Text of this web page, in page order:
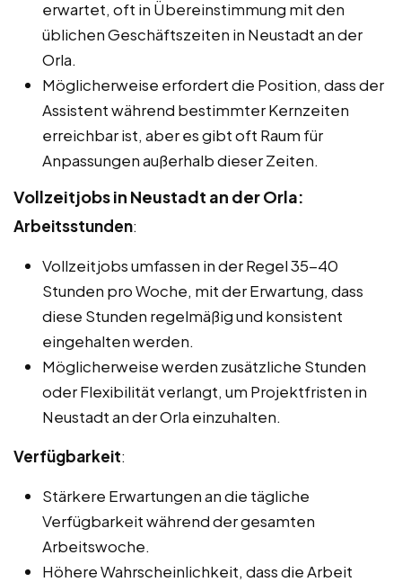
erwartet, oft in Übereinstimmung mit den
üblichen Geschäftszeiten in Neustadt an der
Orla.
Möglicherweise erfordert die Position, dass der
Assistent während bestimmter Kernzeiten
erreichbar ist, aber es gibt oft Raum für
Anpassungen außerhalb dieser Zeiten.
Vollzeitjobs in Neustadt an der Orla:
Arbeitsstunden:
Vollzeitjobs umfassen in der Regel 35-40
Stunden pro Woche, mit der Erwartung, dass
diese Stunden regelmäßig und konsistent
eingehalten werden.
Möglicherweise werden zusätzliche Stunden
oder Flexibilität verlangt, um Projektfristen in
Neustadt an der Orla einzuhalten.
Verfügbarkeit:
Stärkere Erwartungen an die tägliche
Verfügbarkeit während der gesamten
Arbeitswoche.
Höhere Wahrscheinlichkeit, dass die Arbeit